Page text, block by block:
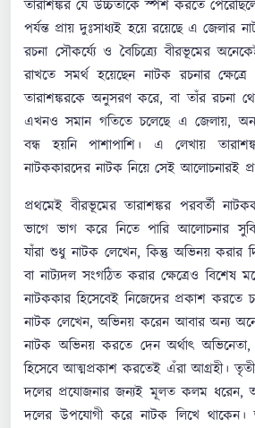
তারাশঙ্কর যে উচ্চতাকে স্পর্শ করতে
পর্যন্ত প্রায় দুঃসাধ্যই হয়ে রয়েছে এ জেলার
রচনা সৌকর্য্যে ও বৈচিত্র্যে বীরভূমের
রাখতে সমর্থ হয়েছেন নাটক রচনার
তারাশঙ্করকে অনুসরণ করে, বা তাঁর রচনা
এখনও সমান গতিতে চলেছে এ জেলায়,
বন্ধ হয়নি পাশাপাশি। এ লেখায়
নাটককারদের নাটক নিয়ে সেই আলোচনারই
প্রথমেই বীরভূমের তারাশঙ্কর পরবর্তী
ভাগে ভাগ করে নিতে পারি আলোচনার
যাঁরা শুধু নাটক লেখেন, কিন্তু অভিনয় করার
বা নাট্যদল সংগঠিত করার ক্ষেত্রেও বিশেষ
নাটককার হিসেবেই নিজেদের প্রকাশ করতে
নাটক লেখেন, অভিনয় করেন আবার অন্য
নাটক অভিনয় করতে দেন অর্থাৎ
হিসেবে আত্মপ্রকাশ করতেই এঁরা আগ্রহী।
দলের প্রযোজনার জন্যই মূলত কলম ধরেন,
দলের উপযোগী করে নাটক লিখে থাকেন।